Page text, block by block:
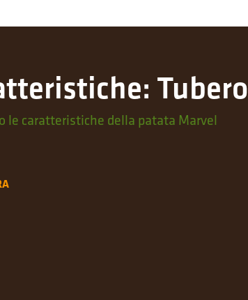
Tubero
le caratteristiche della patata Marvel